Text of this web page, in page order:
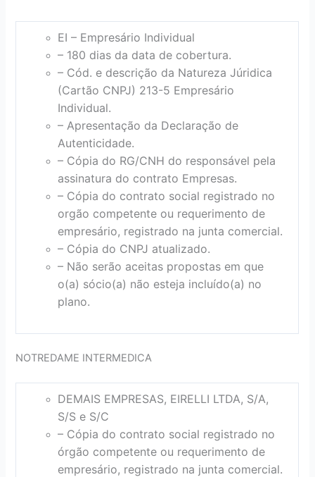
EI – Empresário Individual
– 180 dias da data de cobertura.
– Cód. e descrição da Natureza Júridica
(Cartão CNPJ) 213-5 Empresário
Individual.
– Apresentação da Declaração de
Autenticidade.
– Cópia do RG/CNH do responsável pela
assinatura do contrato Empresas.
– Cópia do contrato social registrado no
orgão competente ou requerimento de
empresário, registrado na junta comercial.
– Cópia do CNPJ atualizado.
– Não serão aceitas propostas em que
o(a) sócio(a) não esteja incluído(a) no
plano.
NOTREDAME INTERMEDICA
DEMAIS EMPRESAS, EIRELLI LTDA, S/A,
S/S e S/C
– Cópia do contrato social registrado no
órgão competente ou requerimento de
empresário, registrado na junta comercial.